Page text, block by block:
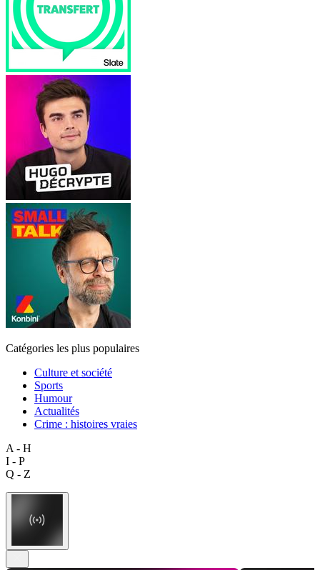
Catégories les plus populaires
Culture et société
Sports
Humour
Actualités
Crime : histoires vraies
A - H
I - P
Q - Z